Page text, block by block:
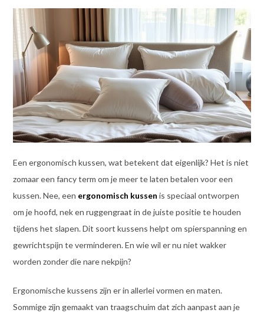
Een ergonomisch kussen, wat betekent dat eigenlijk? Het is niet
zomaar een fancy term om je meer te laten betalen voor een
kussen. Nee, een ergonomisch kussen is speciaal ontworpen
om je hoofd, nek en ruggengraat in de juiste positie te houden
tijdens het slapen. Dit soort kussens helpt om spierspanning en
gewrichtspijn te verminderen. En wie wil er nu niet wakker
worden zonder die nare nekpijn?
Ergonomische kussens zijn er in allerlei vormen en maten.
Sommige zijn gemaakt van traagschuim dat zich aanpast aan je